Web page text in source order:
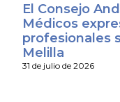
El Consejo
Médicos
profesionales
Melilla
31 de julio de 2026